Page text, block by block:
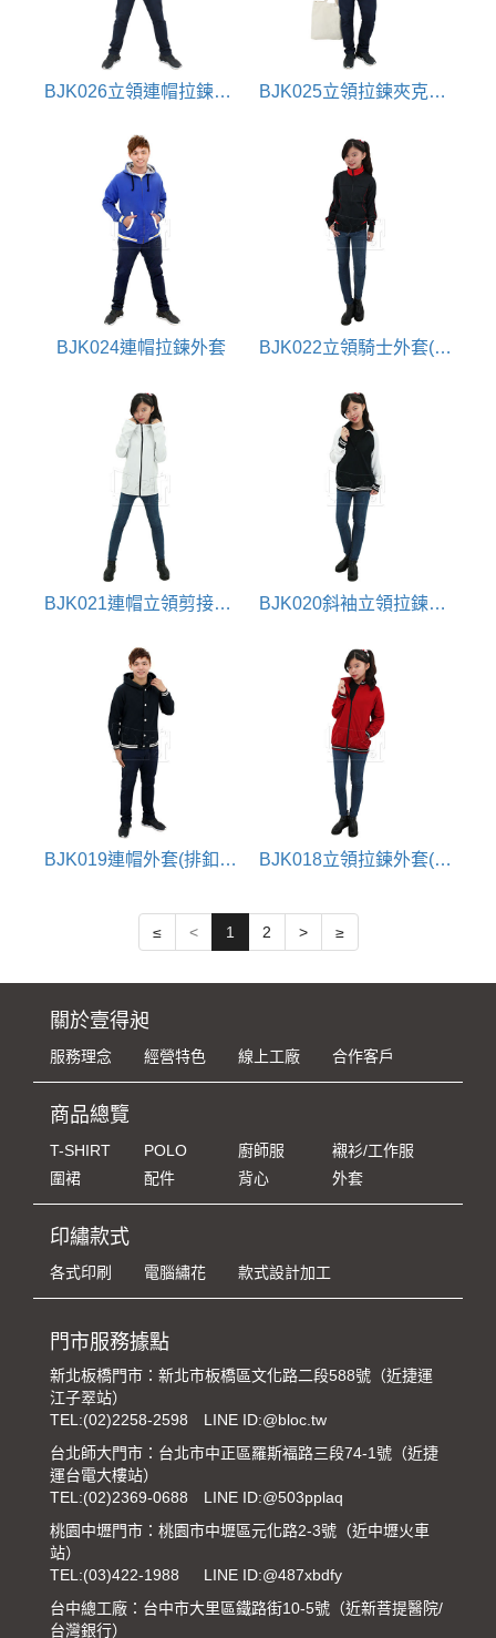
BJK026立領連帽拉鍊夾克外套 BJK025立領拉鍊夾克外套
BJK024連帽拉鍊外套 BJK022立領騎士外套(剪接出芽配色)
BJK021連帽立領剪接外套 BJK020斜袖立領拉鍊外套
BJK019連帽外套(排釦雙層帽) BJK018立領拉鍊外套(立領羅紋)
≤ < 1 2 > ≥
關於壹得昶
服務理念 經營特色 線上工廠 合作客戶
商品總覽
T-SHIRT POLO 廚師服
襯衫/工作服
圍裙
配件 背心 外套
印繡款式
各式印刷 電腦繡花 款式設計加工
門市服務據點
新北板橋門市：新北市板橋區文化路二段588號（近捷運
江子翠站）
TEL:(02)2258-2598
LINE ID:@bloc.tw
台北師大門市：台北市中正區羅斯福路三段74-1號（近捷
運台電大樓站）
TEL:(02)2369-0688
LINE ID:@503pplaq
桃園中壢門市：桃園市中壢區元化路2-3號（近中壢火車
站）
TEL:(03)422-1988
LINE ID:@487xbdfy
台中總工廠：台中市大里區鐵路街10-5號（近新菩提醫院/
台灣銀行）